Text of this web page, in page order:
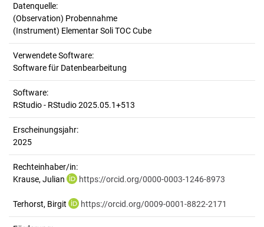
Datenquelle:
(Observation) Probennahme
(Instrument) Elementar Soli TOC Cube
Verwendete Software:
Software für Datenbearbeitung
Software:
RStudio - RStudio 2025.05.1+513
Erscheinungsjahr:
2025
Rechteinhaber/in:
Krause, Julian
https://orcid.org/0000-0003-1246-8973
Terhorst, Birgit https://orcid.org/0009-0001-8822-2171